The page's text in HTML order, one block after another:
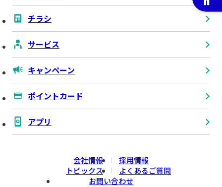
チラシ
サービス
キャンペーン
ポイントカード
アプリ
会社情報
採用情報
トピックス
よくあるご質問
お問い合わせ